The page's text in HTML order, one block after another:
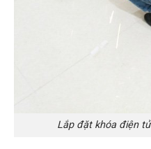
Lắp đặt khóa điện